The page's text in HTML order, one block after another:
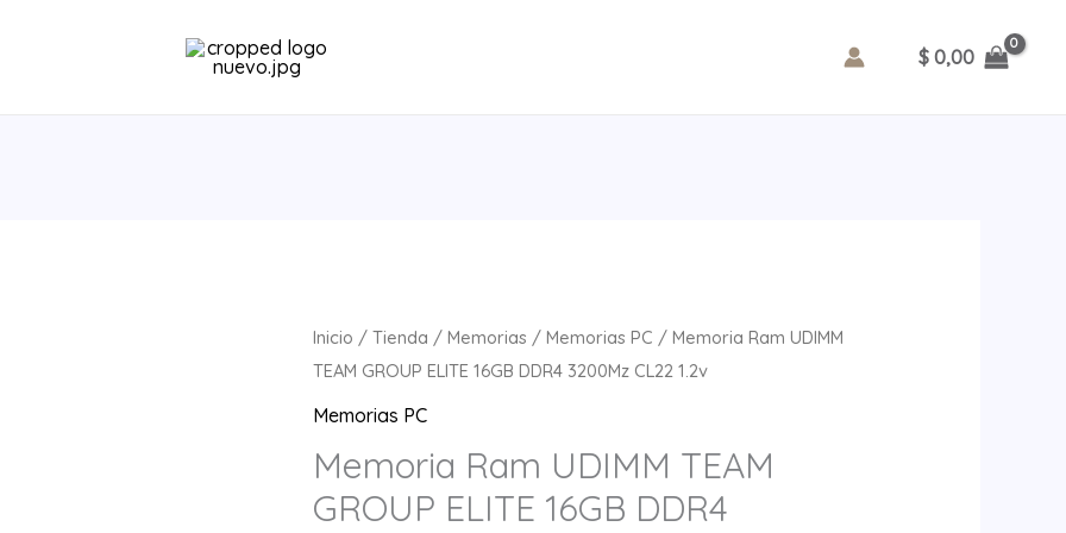
$0,00
Inicio /Tienda /Memorias /Memorias PC / Memoria Ram UDIMM
TEAM GROUP ELITE 16GB DDR4 3200Mz CL22 1.2v
Memorias PC
Memoria Ram UDIMM TEAM
GROUP ELITE 16GB DDR4
Memoria
Ram
UDIMM
GROUP
ELITE